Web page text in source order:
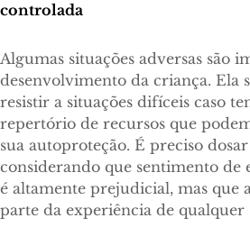
controlada
Algumas situações adversas são
desenvolvimento da criança. Ela
resistir a situações difíceis caso
repertório de recursos que
sua autoproteção. É preciso dosar
considerando que sentimento de
é altamente prejudicial, mas que
parte da experiência de qualquer